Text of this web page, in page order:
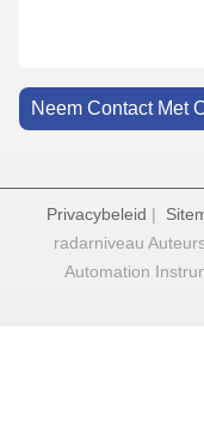
Neem Contact Met
Privacybeleid |
radarniveau
Automation